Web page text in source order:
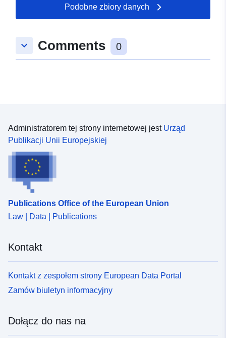
Przestrzenne: Współrzędne:
[ [ 9.5895481,
49.2151465 ], [ 9.5931476,
49.2133029 ], [ 9.5895481,
49.2133029 ], [ 9.5895481,
Podobne zbiory danych
keyboard_arrow_down Comments 0
Administratorem tej strony internetowej jest Urząd
Publikacji Unii Europejskiej
Publications Office of the European Union
Law | Data | Publications
Kontakt
Kontakt z zespołem strony European Data Portal
Zamów biuletyn informacyjny
Dołącz do nas na